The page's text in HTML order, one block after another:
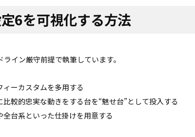
6を可視化する方法
イン厳守前提で執筆しています。
ィーカスタムを多用する
比較的忠実な動きをする台を“魅せ台”として投入する
全台系といった仕掛けを用意する